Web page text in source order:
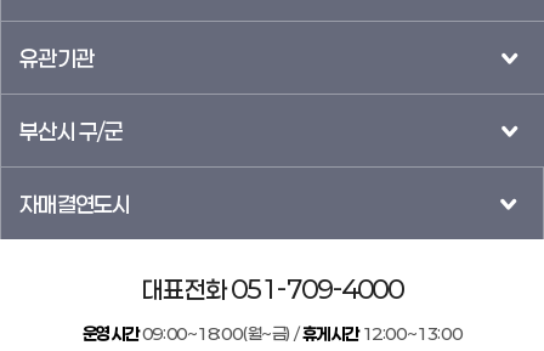
유관기관
부산시 구/군
자매결연도시
대표전화 051-709-4000
운영시간09:00~18:00(월~금) /휴게시간12:00~13:00